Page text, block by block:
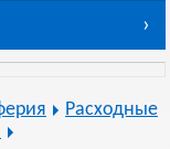
›
Расходные